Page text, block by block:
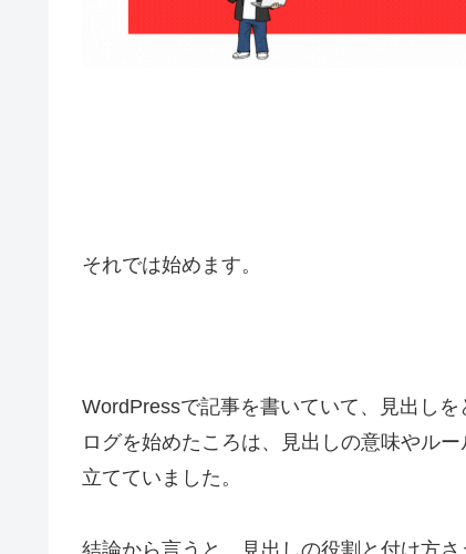
それでは始めます。
WordPressで記事を書いていて、見出し
ログを始めたころは、見出しの意味やル
立てていました。
結論から言うと、見出しの役割と付け方